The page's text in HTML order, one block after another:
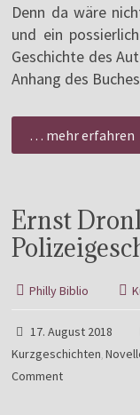
Denn da wäre
und ein
Geschichte des
Anhang des
… mehr erfahren
Ernst
Philly Biblio
17. August 2018
Kurzgeschichten ,
Comment